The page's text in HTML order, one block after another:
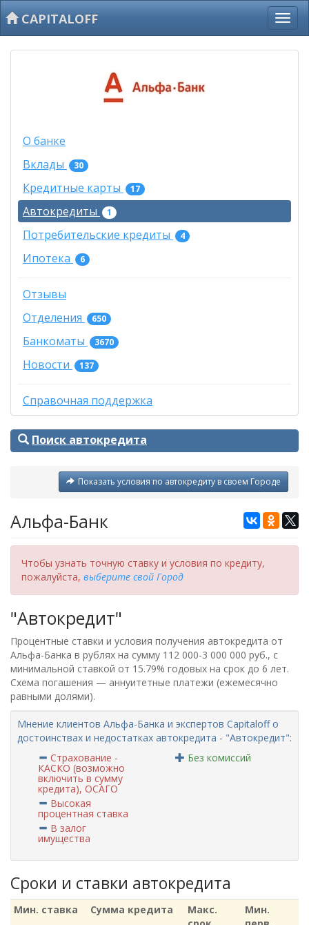
CAPITALOFF
О банке
Вклады
30
Кредитные карты 17
Автокредиты 1
Потребительские кредиты 4
Ипотека 6
Отзывы
Отделения
650
Банкоматы 3670
Новости 137
Справочная поддержка
Поиск автокредита
Показать условия по автокредиту в своем Городе
Альфа-Банк
Чтобы узнать точную ставку и условия по кредиту,
пожалуйста, выберите свой Город
"Автокредит"
Процентные ставки и условия получения автокредита от
Альфа-Банка в рублях на сумму 112 000-3 000 000 руб., с
минимальной ставкой от 15.79% годовых на срок до 6 лет.
Схема погашения — аннуитетные платежи (ежемесячно
равными долями).
Мнение клиентов Альфа-Банка и экспертов Capitaloff о
достоинствах и недостатках автокредита - "Автокредит":
Страхование -
КАСКО (возможно
включить в сумму
кредита), ОСАГО
Высокая
процентная ставка
В залог
имущества
Без комиссий
Сроки и ставки автокредита
Мин. ставка Сумма кредита
Макс.
Мин.